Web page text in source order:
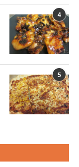
4
5